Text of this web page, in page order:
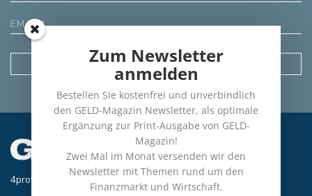
4profit Verlag GmbH
Zum Newsletter
anmelden
Bestellen Sie kostenfrei und unverbindlich
den GELD-Magazin Newsletter, als optimale
Ergänzung zur Print-Ausgabe von GELD-
Magazin!
Zwei Mal im Monat versenden wir den
Newsletter mit Themen rund um den
Finanzmarkt und Wirtschaft.